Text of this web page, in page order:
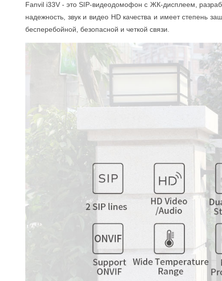
Fanvil i33V - это SIP-видеодомофон с ЖК-дисплеем,
надежность, звук и видео HD качества и имеет степень
бесперебойной, безопасной и четкой связи.